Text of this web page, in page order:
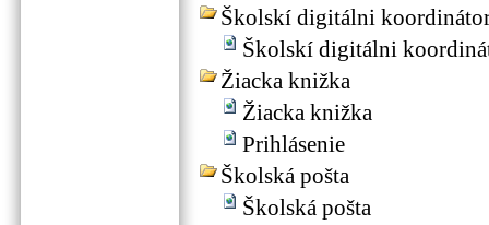
Školskí digitálni
Školskí digitálni
Žiacka knižka
Žiacka knižka
Prihlásenie
Školská pošta
Školská pošta